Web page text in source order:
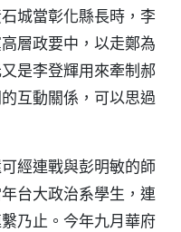
城當彰化縣長時，李
層政要中，以走鄭為
是李登輝用來牽制郝
互動關係，可以思過
經連戰與彭明敏的師
台大政治系學生，連
乃止。今年九月華府